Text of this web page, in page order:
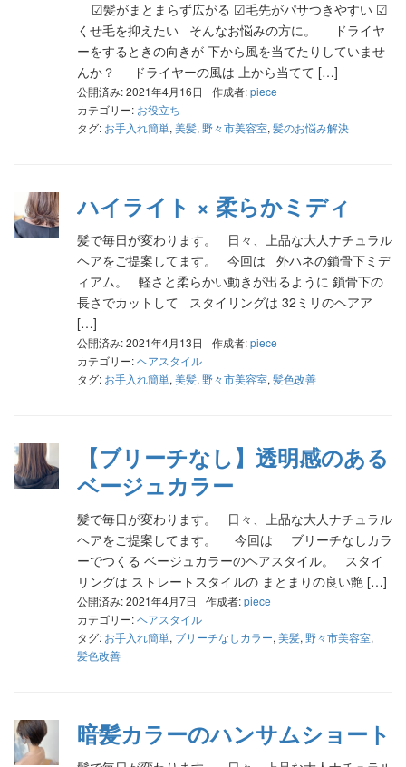
☑︎髪がまとまらず広がる ☑︎毛先がパサつきやすい ☑︎
くせ毛を抑えたい そんなお悩みの方に。 ドライヤ
ーをするときの向きが 下から風を当てたりしていませ
んか？ ドライヤーの風は 上から当てて […]
公開済み: 2021年4月16日 作成者:piece
カテゴリー: お役立ち
タグ: お手入れ簡単, 美髪, 野々市美容室, 髪のお悩み解決
ハイライト × 柔らかミディ
髪で毎日が変わります。 日々、上品な大人ナチュラル
ヘアをご提案してます。 今回は 外ハネの鎖骨下ミデ
ィアム。 軽さと柔らかい動きが出るように 鎖骨下の
長さでカットして スタイリングは 32ミリのヘアア
[…]
公開済み: 2021年4月13日 作成者:piece
カテゴリー:ヘアスタイル
タグ: お手入れ簡単, 美髪, 野々市美容室, 髪色改善
【ブリーチなし】透明感のある
ベージュカラー
髪で毎日が変わります。 日々、上品な大人ナチュラル
ヘアをご提案してます。 今回は ブリーチなしカラ
ーでつくる ベージュカラーのヘアスタイル。 スタイ
リングは ストレートスタイルの まとまりの良い艶 […]
公開済み: 2021年4月7日 作成者:piece
カテゴリー:ヘアスタイル
タグ: お手入れ簡単, ブリーチなしカラー, 美髪, 野々市美容室,
髪色改善
暗髪カラーのハンサムショート